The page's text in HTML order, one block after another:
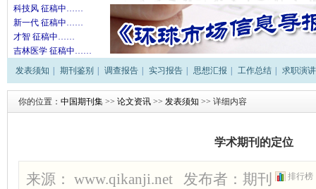
科技风 征稿中……
新一代 征稿中……
才智 征稿中……
吉林医学 征稿中……
发表须知
期刊鉴别 调查报告 实习报告 思想汇报 工作总结 求职演讲
你的位置： 中国期刊集 >> 论文资讯 >> 发表须知 >> 详细内容
学术期刊的定位
排行榜
来源： www.qikanji.net 发布者： 期刊